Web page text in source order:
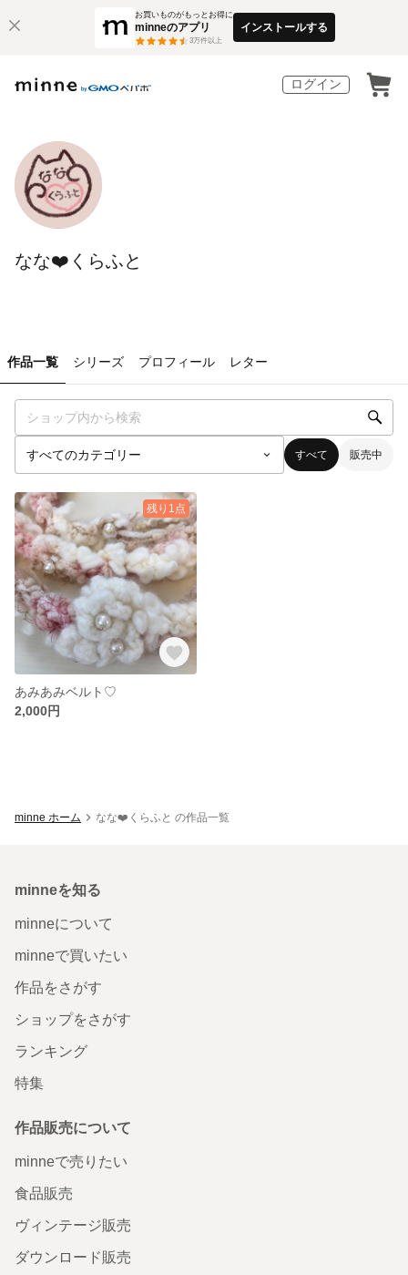
お買いものがもっとお得に
minneのアプリ
3万件以上
インストールする
ログイン
なな❤️くらふと
作品一覧 シリーズ プロフィール レター
すべて 販売中
残り1点
あみあみベルト♡
2,000円
minne ホーム なな❤️くらふと の作品一覧
minneを知る
minneについて
minneで買いたい
作品をさがす
ショップをさがす
ランキング
特集
作品販売について
minneで売りたい
食品販売
ヴィンテージ販売
ダウンロード販売